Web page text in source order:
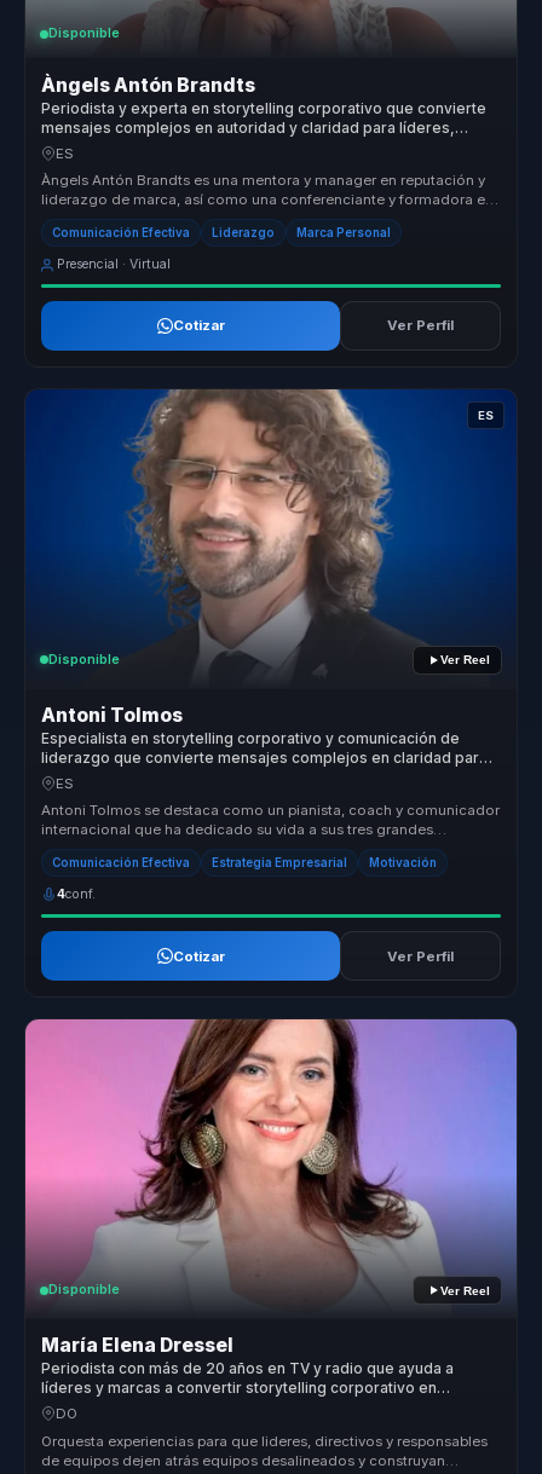
Disponible
Àngels Antón Brandts
Periodista y experta en storytelling corporativo que convierte
mensajes complejos en autoridad y claridad para líderes,
portavoces y organizaciones.
ES
Àngels Antón Brandts es una mentora y manager en reputación y
liderazgo de marca, así como una conferenciante y formadora en
comunicación...
Comunicación Efectiva Liderazgo Marca Personal
Presencial · Virtual
Cotizar Ver Perfil
ES
Disponible Ver Reel
Antoni Tolmos
Especialista en storytelling corporativo y comunicación de
liderazgo que convierte mensajes complejos en claridad para
líderes y voceros.
ES
Antoni Tolmos se destaca como un pianista, coach y comunicador
internacional que ha dedicado su vida a sus tres grandes
pasiones: la músi...
Comunicación Efectiva Estrategia Empresarial Motivación
4conf.
Cotizar Ver Perfil
Disponible Ver Reel
María Elena Dressel
Periodista con más de 20 años en TV y radio que ayuda a
líderes y marcas a convertir storytelling corporativo en
autoridad, recordación y confianza.
DO
Orquesta experiencias para que lideres, directivos y responsables
de equipos dejen atrás equipos desalineados y construyan